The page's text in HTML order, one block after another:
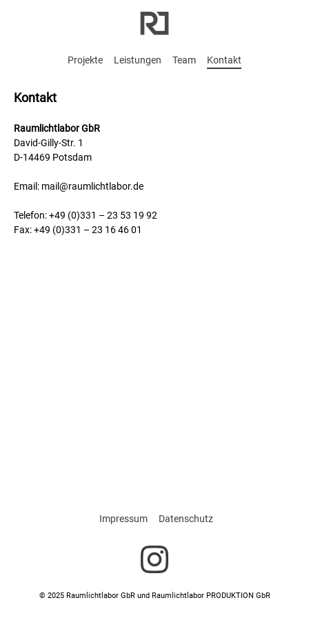
Projekte Leistungen Team Kontakt
Kontakt
Raumlichtlabor GbR
David-Gilly-Str. 1
D-14469 Potsdam
Email: mail@raumlichtlabor.de
Telefon: +49 (0)331 – 23 53 19 92
Fax: +49 (0)331 – 23 16 46 01
© 2025 Raumlichtlabor GbR und Raumlichtlabor PRODUKTION GbR
Impressum Datenschutz